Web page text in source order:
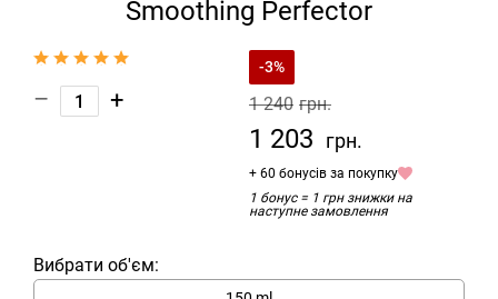
Smoothing Perfector
– +
-3%
1 240 грн.
1 203 грн.
+ 60 бонусів за покупку
1 бонус = 1 грн знижки на
наступне замовлення
Вибрати об'єм: